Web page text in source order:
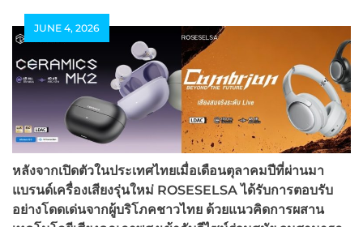
JUNE 4, 2026
หลังจากเปิดตัวในประเทศไทยเมื่อเดือนตุลาคมปีที่ผ่านมา
แบรนด์เครื่องเสียงรุ่นใหม่ ROSESELSA ได้รับการตอบรับ
อย่างโดดเด่นจากผู้บริโภคชาวไทย ด้วยแนวคิดการผสาน